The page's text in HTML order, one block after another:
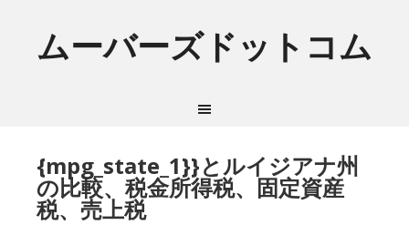
ムーバーズドットコム
{mpg_state_1}}とルイジアナ州
の比較、税金所得税、固定資産
税、売上税